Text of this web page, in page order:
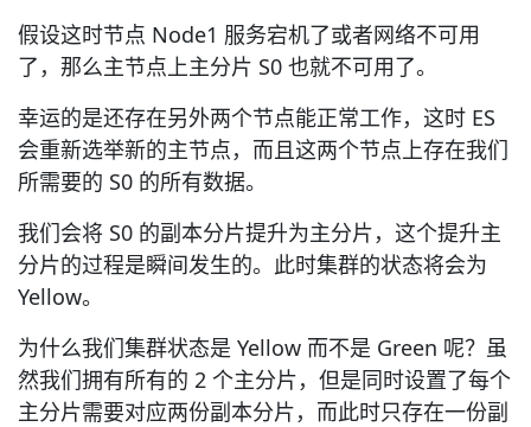
假设这时节点 Node1 服务宕机了或者网络不可用
了，那么主节点上主分片 S0 也就不可用了。
幸运的是还存在另外两个节点能正常工作，这时 ES
会重新选举新的主节点，而且这两个节点上存在我们
所需要的 S0 的所有数据。
我们会将 S0 的副本分片提升为主分片，这个提升主
分片的过程是瞬间发生的。此时集群的状态将会为
Yellow。
为什么我们集群状态是 Yellow 而不是 Green 呢？虽
然我们拥有所有的 2 个主分片，但是同时设置了每个
主分片需要对应两份副本分片，而此时只存在一份副